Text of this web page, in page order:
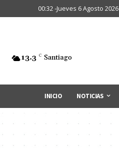
00:32 -Jueves 6 Agosto 2026
13.3 C Santiago
INICIO NOTICIAS